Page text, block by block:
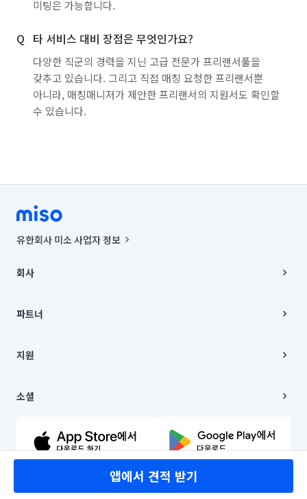
미팅은 가능합니다.
타 서비스 대비 장점은 무엇인가요?
다양한 직군의 경력을 지닌 고급 전문가 프리랜서풀을
갖추고 있습니다. 그리고 직접 매칭 요청한 프리랜서뿐
아니라, 매칭매니저가 제안한 프리랜서의 지원서도 확인할
수 있습니다.
앱에서 견적 받기
유한회사 미소 사업자 정보
00019 |
주소 | 본사: 서울특별시 종로구 율곡로 6(중학동, 트윈트리빌딩) B동 5층
컨택센터 : 서울특별시 종로구 수송동 율곡로 24, 7층, 8층 미소
상품, 상품정보, 거래에 관한 의무와 책임은 거래당사자에게 있습니다.
언론 보도 관련 문의:
© 유한회사 미소. Miso, Inc. All Rights Reserved.
회사
채용
파트너
이사
지원
이용약관
문의하기
소셜
유튜브